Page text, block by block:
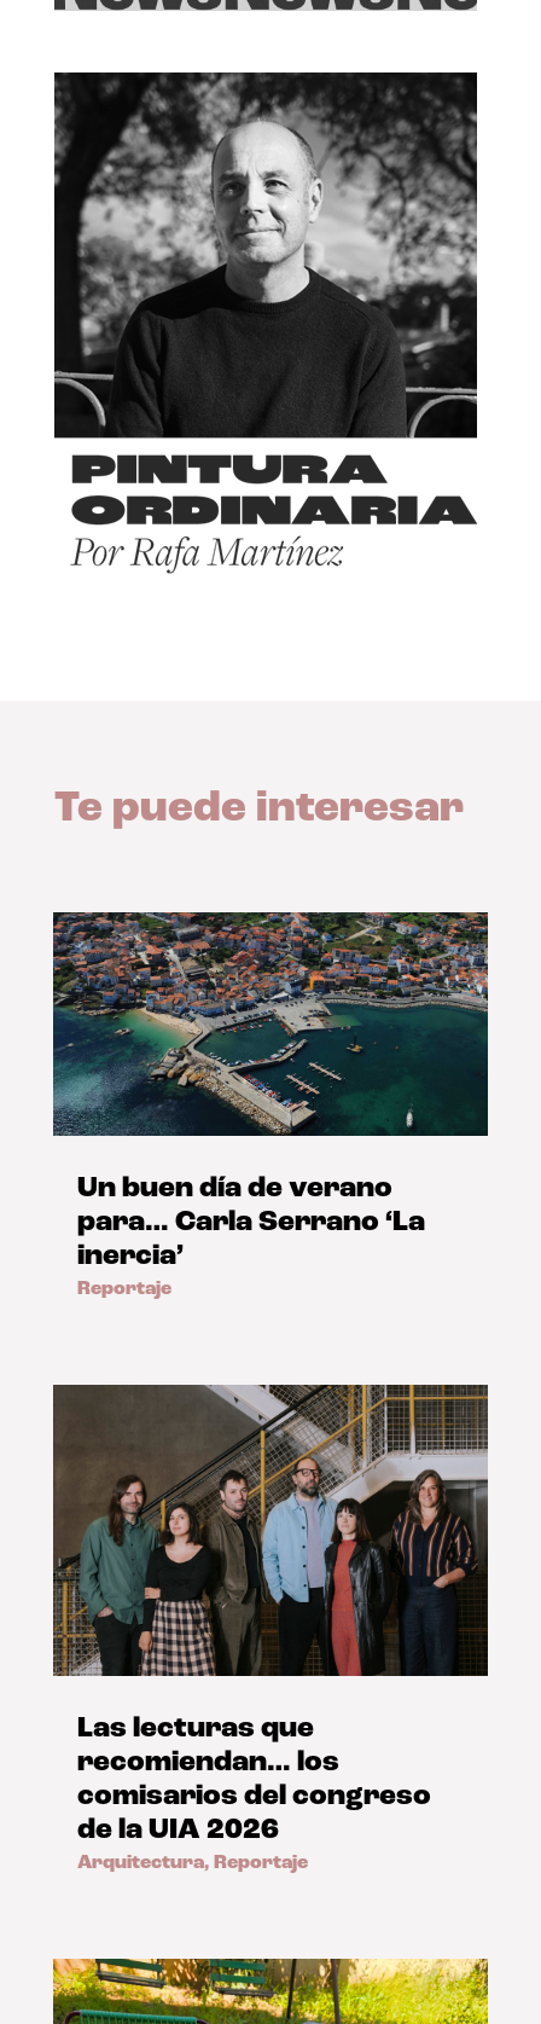
Te puede interesar
Un buen día de verano
para… Carla Serrano ‘La
inercia’
Reportaje
Las lecturas que
recomiendan… los
comisarios del congreso
de la UIA 2026
Arquitectura, Reportaje